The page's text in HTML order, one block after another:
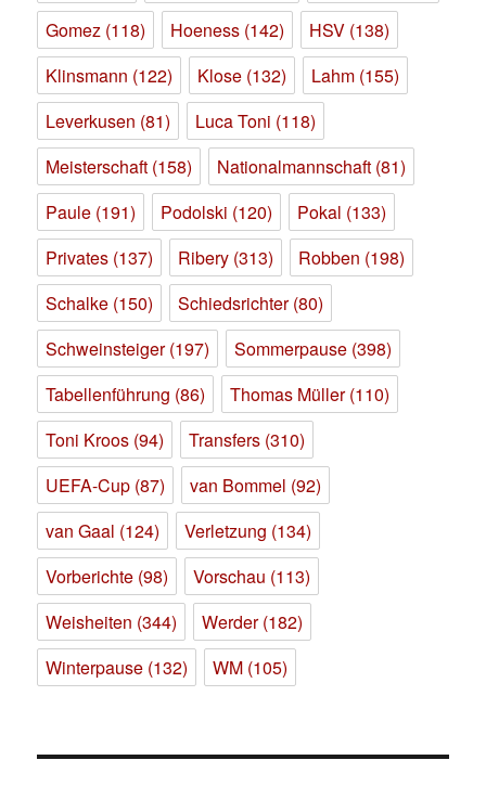
Gomez (118) Hoeness (142) HSV (138)
Klinsmann (122) Klose (132) Lahm (155)
Leverkusen (81) Luca Toni (118)
Meisterschaft (158) Nationalmannschaft (81)
Paule (191) Podolski (120) Pokal (133)
Privates (137) Ribery (313) Robben (198)
Schalke (150) Schiedsrichter(80)
Schweinsteiger(197) Sommerpause (398)
Tabellenführung (86) Thomas Müller(110)
Toni Kroos (94) Transfers (310)
UEFA-Cup (87) van Bommel (92)
van Gaal (124) Verletzung (134)
Vorberichte (98) Vorschau (113)
Weisheiten (344) Werder(182)
Winterpause (132) WM (105)